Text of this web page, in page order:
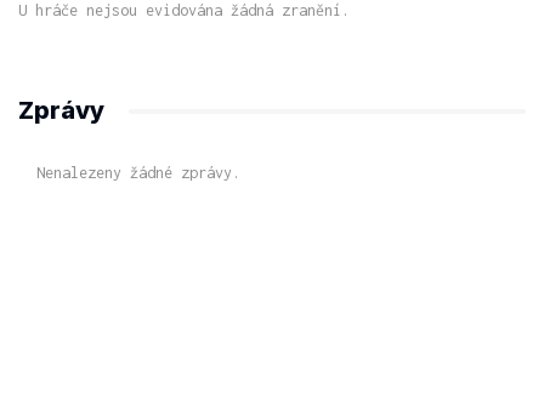
U hráče nejsou evidována žádná zranění.
Zprávy
Nenalezeny žádné zprávy.